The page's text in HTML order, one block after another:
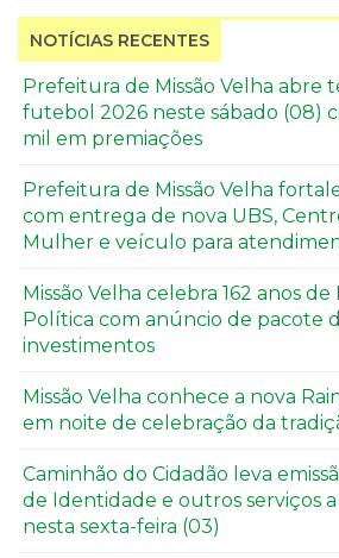
NOTÍCIAS RECENTES
Prefeitura de Missão Velha abre
futebol 2026 neste sábado (08)
mil em premiações
Prefeitura de Missão Velha
com entrega de nova UBS,
Mulher e veículo para
Missão Velha celebra 162 anos
Política com anúncio de pacote
investimentos
Missão Velha conhece a nova
em noite de celebração da
Caminhão do Cidadão leva
de Identidade e outros serviços a
nesta sexta-feira (03)